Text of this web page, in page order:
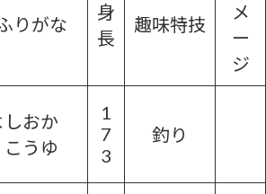
りがな
身
長
趣味特技
メ
ー
ジ
しおか
こうゆ
1
7
3
釣り